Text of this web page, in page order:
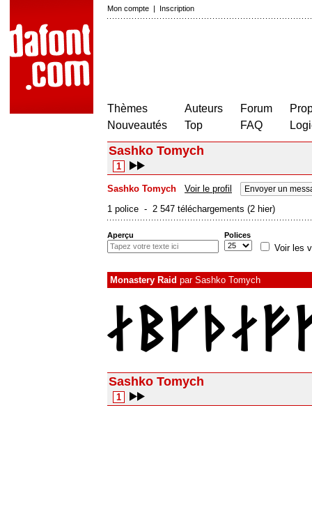
Mon compte | Inscription
Thèmes
Nouveautés
Auteurs
Top
Forum
FAQ
Sashko Tomych
1
Sashko Tomych Voir le profil Envoyer un
1 police - 2 547 téléchargements (2 hier)
Aperçu Polices
Voir les
Monastery Raid par Sashko Tomych
Sashko Tomych
1